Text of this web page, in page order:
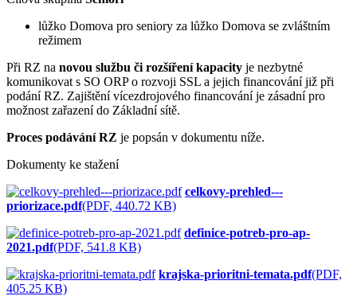
lůžko Domova pro seniory za lůžko Domova se zvláštním
režimem
Při RZ na novou službu či rozšíření kapacity je nezbytné
komunikovat s SO ORP o rozvoji SSL a jejich financování již při
podání RZ. Zajištění vícezdrojového financování je zásadní pro
možnost zařazení do Základní sítě.
Proces podávání RZ je popsán v dokumentu níže.
Dokumenty ke stažení
celkovy-prehled---
priorizace.pdf(PDF, 440.72 KB)
definice-potreb-pro-ap-
2021.pdf(PDF, 541.8 KB)
krajska-prioritni-temata.pdf(PDF,
405.25 KB)